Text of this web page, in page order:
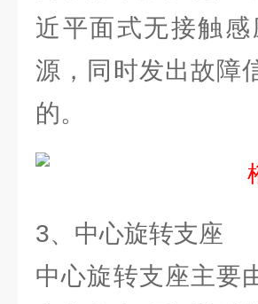
近平面式无接触
源，同时发出故障
的。
3、中心旋转支座
中心旋转支座主要